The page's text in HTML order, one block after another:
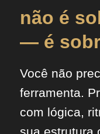
não é
— é
Você não
ferramenta.
com lógica,